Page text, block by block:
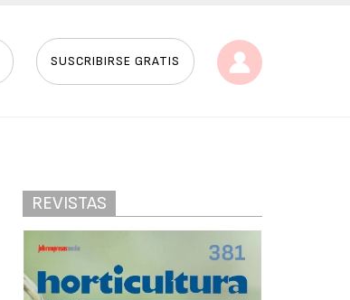
SUSCRIBIRSE GRATIS
REVISTAS